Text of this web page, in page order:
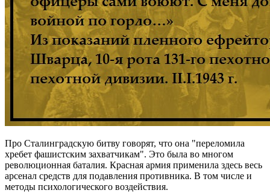
Про Сталинградскую битву говорят, что она "переломила
хребет фашистским захватчикам". Это была во многом
революционная баталия. Красная армия применила здесь весь
арсенал средств для подавления противника. В том числе и
методы психологического воздействия.